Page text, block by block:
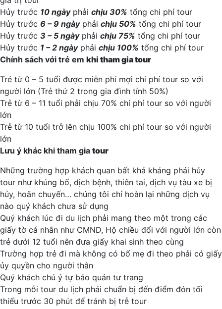
Hủy trước 10 ngàyphải chịu 30% tổng chi phí tour
Hủy trước 6 – 9 ngàyphải chịu 50% tổng chi phí tour
Hủy trước 3 – 5 ngàyphải chịu 75% tổng chi phí tour
Hủy trước 1 – 2 ngàyphải chịu 100% tổng chi phí tour
Chính sách với trẻ em khi tham giatour
Trẻ từ 0 – 5 tuổi được miễn phí mợi chi phí tour so với
người lớn (Trẻ thứ 2 trong gia đình tính 50%)
Trẻ từ 6 – 11 tuổi phải chịu 70% chí phí tour so với người
lớn
Trẻ từ 10 tuổi trở lên chịu 100% chi phí tour so với người
lớn
Lưu ý khác khi tham gia tour
Những trường hợp khách quan bất khả kháng phải hủy
tour như khủng bố, dịch bệnh, thiên tai, dịch vụ tàu xe bị
hủy, hoãn chuyến… chúng tôi chỉ hoàn lại những dịch vụ
nào quý khách chưa sử dụng
Quý khách lúc đi du lịch phải mang theo một trong các
giấy tờ cá nhân như CMND, Hộ chiều đối với người lớn còn
trẻ dưới 12 tuổi nên đưa giấy khai sinh theo cùng
Trường hợp trẻ đi mà không có bố mẹ đi theo phải có giấy
ủy quyền cho người thân
Quý khách chú ý tự bảo quản tư trang
Trong mỗi tour du lịch phải chuẩn bị đến điểm đón tối
thiểu trước 30 phút để tránh bị trễ tour